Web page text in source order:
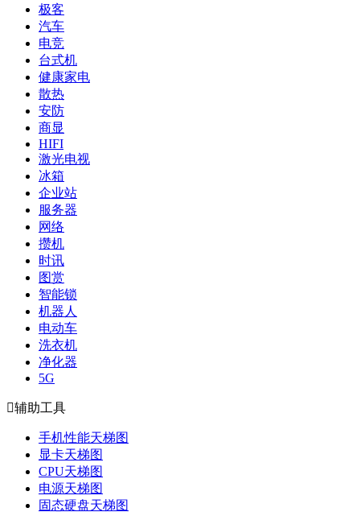
极客
汽车
电竞
台式机
健康家电
散热
安防
商显
HIFI
激光电视
冰箱
企业站
服务器
网络
攒机
时讯
图赏
智能锁
机器人
电动车
洗衣机
净化器
5G
辅助工具
手机性能天梯图
显卡天梯图
CPU天梯图
电源天梯图
固态硬盘天梯图